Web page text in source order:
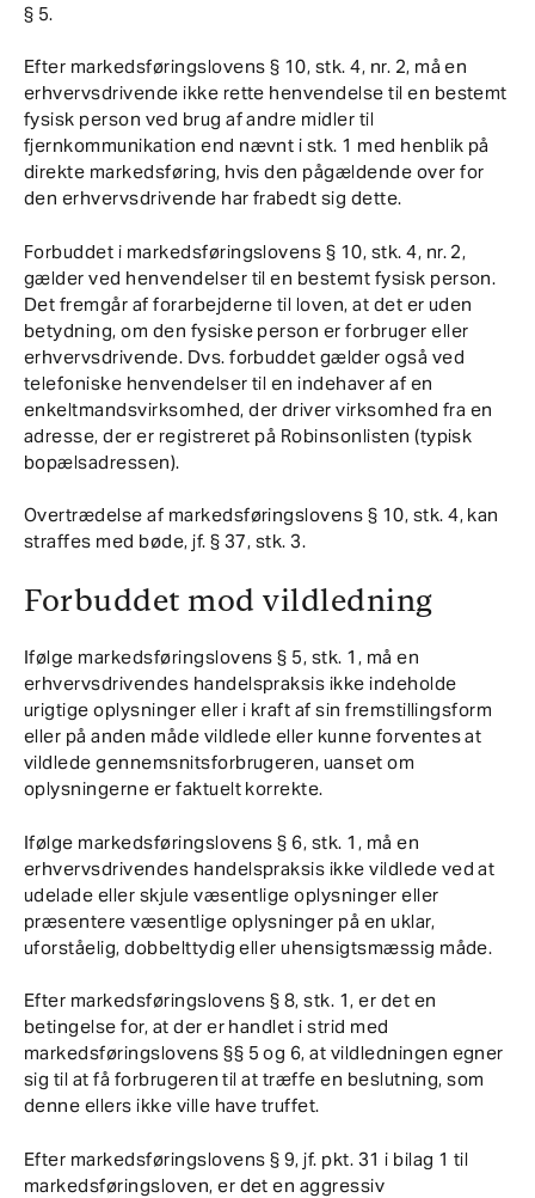
§ 5.
Efter markedsføringslovens § 10, stk. 4, nr. 2, må en
erhvervsdrivende ikke rette henvendelse til en bestemt
fysisk person ved brug af andre midler til
fjernkommunikation end nævnt i stk. 1 med henblik på
direkte markedsføring, hvis den pågældende over for
den erhvervsdrivende har frabedt sig dette.
Forbuddet i markedsføringslovens § 10, stk. 4, nr. 2,
gælder ved henvendelser til en bestemt fysisk person.
Det fremgår af forarbejderne til loven, at det er uden
betydning, om den fysiske person er forbruger eller
erhvervsdrivende. Dvs. forbuddet gælder også ved
telefoniske henvendelser til en indehaver af en
enkeltmandsvirksomhed, der driver virksomhed fra en
adresse, der er registreret på Robinsonlisten (typisk
bopælsadressen).
Overtrædelse af markedsføringslovens § 10, stk. 4, kan
straffes med bøde, jf. § 37, stk. 3.
Forbuddet mod vildledning
Ifølge markedsføringslovens § 5, stk. 1, må en
erhvervsdrivendes handelspraksis ikke indeholde
urigtige oplysninger eller i kraft af sin fremstillingsform
eller på anden måde vildlede eller kunne forventes at
vildlede gennemsnitsforbrugeren, uanset om
oplysningerne er faktuelt korrekte.
Ifølge markedsføringslovens § 6, stk. 1, må en
erhvervsdrivendes handelspraksis ikke vildlede ved at
udelade eller skjule væsentlige oplysninger eller
præsentere væsentlige oplysninger på en uklar,
uforståelig, dobbelttydig eller uhensigtsmæssig måde.
Efter markedsføringslovens § 8, stk. 1, er det en
betingelse for, at der er handlet i strid med
markedsføringslovens §§ 5 og 6, at vildledningen egner
sig til at få forbrugeren til at træffe en beslutning, som
denne ellers ikke ville have truffet.
Efter markedsføringslovens § 9, jf. pkt. 31 i bilag 1 til
markedsføringsloven, er det en aggressiv